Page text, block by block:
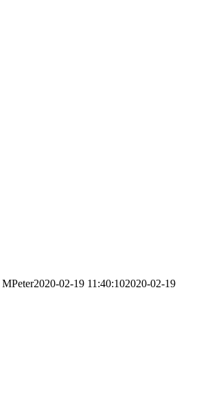
MPeter2020-02-19 11:40:102020-02-19